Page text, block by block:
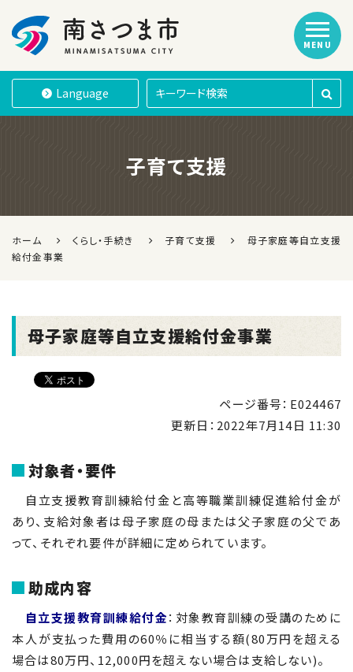
南さつま市
Language
MENU
子育て支援
ホーム くらし・手続き 子育て支援
母子家庭等自立支援
給付金事業
母子家庭等自立支援給付金事業
ページ番号：E024467
更新日： 2022年7月14日 11:30
対象者・要件
自立支援教育訓練給付金と高等職業訓練促進給付金が
あり、支給対象者は母子家庭の母または父子家庭の父であ
って、それぞれ要件が詳細に定められています。
助成内容
自立支援教育訓練給付金：対象教育訓練の受講のために
本人が支払った費用の60％に相当する額(80万円を超える
場合は80万円、12,000円を超えない場合は支給しない)。